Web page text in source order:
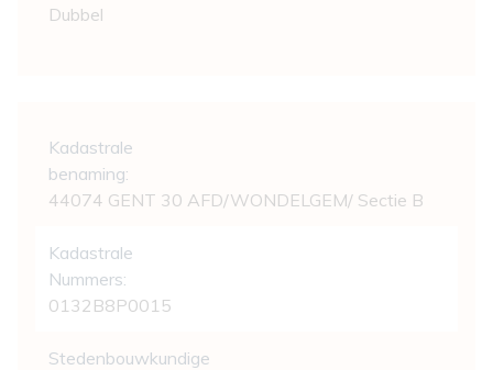
Dubbel
Kadastrale
benaming:
44074 GENT 30 AFD/WONDELGEM/ Sectie B
Kadastrale
Nummers:
0132B8P0015
Stedenbouwkundige